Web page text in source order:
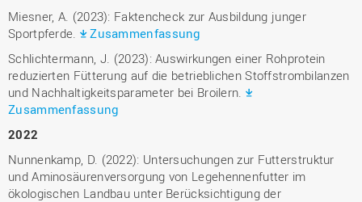
Miesner, A. (2023): Faktencheck zur Ausbildung junger
Sportpferde.
Zusammenfassung
Schlichtermann, J. (2023): Auswirkungen einer Rohprotein
reduzierten Fütterung auf die betrieblichen Stoffstrombilanzen
und Nachhaltigkeitsparameter bei Broilern.
Zusammenfassung
2022
Nunnenkamp, D. (2022): Untersuchungen zur Futterstruktur
und Aminosäurenversorgung von Legehennenfutter im
ökologischen Landbau unter Berücksichtigung der